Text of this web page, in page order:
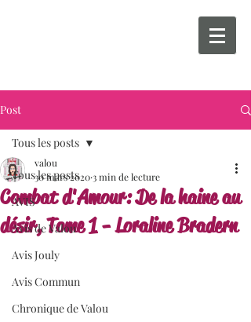
Post
Tous les posts
AVIS
Avis de Valou
Avis Jouly
Avis Commun
Chronique de Valou
Tous les posts
Combat d'Amour: De la haine au
désir, Tome 1 - Loraline Bradern
valou
30 mars 20203 min de lecture